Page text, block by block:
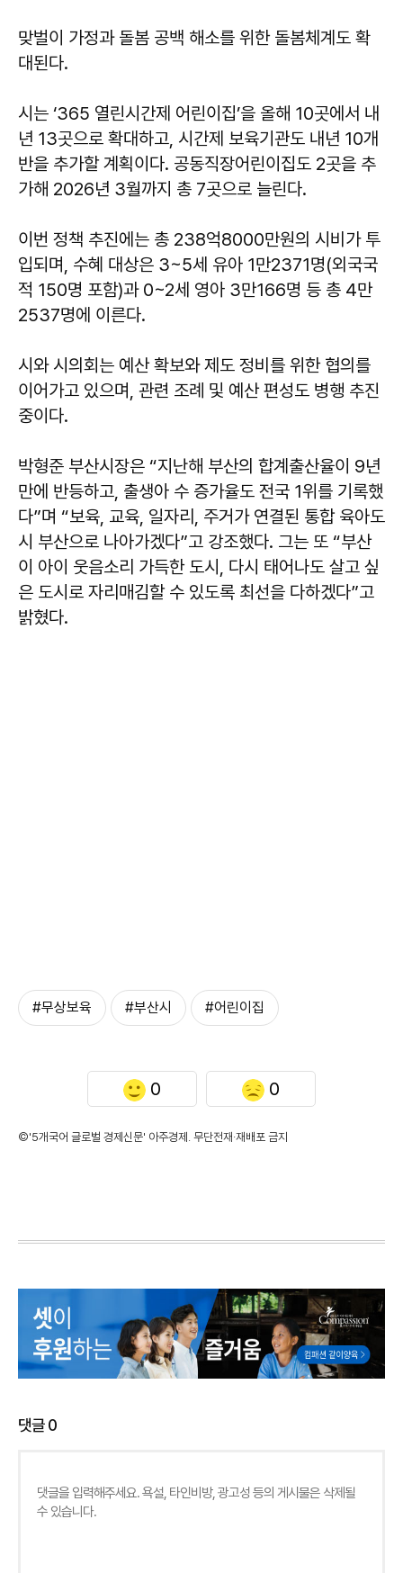
맞벌이 가정과 돌봄 공백 해소를 위한 돌봄체계도 확
대된다.
시는 ‘365 열린시간제 어린이집’을 올해 10곳에서 내
년 13곳으로 확대하고, 시간제 보육기관도 내년 10개
반을 추가할 계획이다. 공동직장어린이집도 2곳을 추
가해 2026년 3월까지 총 7곳으로 늘린다.
이번 정책 추진에는 총 238억8000만원의 시비가 투
입되며, 수혜 대상은 3~5세 유아 1만2371명(외국국
적 150명 포함)과 0~2세 영아 3만166명 등 총 4만
2537명에 이른다.
시와 시의회는 예산 확보와 제도 정비를 위한 협의를
이어가고 있으며, 관련 조례 및 예산 편성도 병행 추진
중이다.
박형준 부산시장은 “지난해 부산의 합계출산율이 9년
만에 반등하고, 출생아 수 증가율도 전국 1위를 기록했
다”며 “보육, 교육, 일자리, 주거가 연결된 통합 육아도
시 부산으로 나아가겠다”고 강조했다. 그는 또 “부산
이 아이 웃음소리 가득한 도시, 다시 태어나도 살고 싶
은 도시로 자리매김할 수 있도록 최선을 다하겠다”고
밝혔다.
#무상보육 #부산시 #어린이집
0 0
©'5개국어 글로벌 경제신문' 아주경제. 무단전재·재배포 금지
댓글0